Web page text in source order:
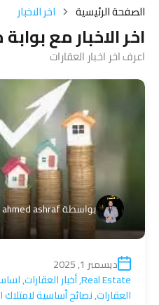
الصفحة الرئيسية اخر الاخبار
اخر الاخبار مع
اعرف اخر اخبار العقارات
بواسطةahmed ashraf
ديسمبر 1, 2025
Real Estate
,أخبار العقارات,
العقارات,نصائح أساسية لامتلاك